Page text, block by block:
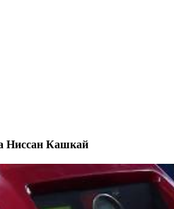
Ниссан Кашкай